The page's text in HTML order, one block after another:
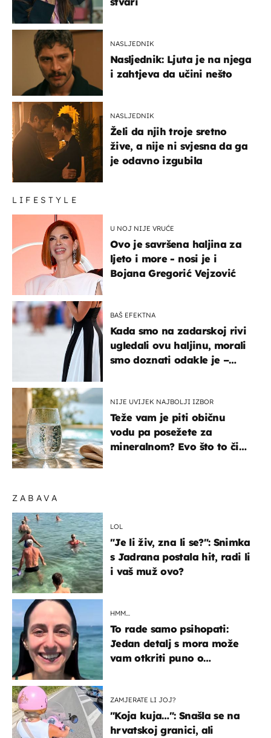
ZABAVA
LOL
"Je li živ, zna li se?": Snimka
s Jadrana postala hit, radi li
i vaš muž ovo?
HMM…
To rade samo psihopati:
Jedan detalj s mora može
vam otkriti puno o
ZAMJERATE LI JOJ?
"Koja kuja…": Snašla se na
hrvatskoj granici, ali
NASLJEDNIK
Nasljednik: Ljuta je na njega
i zahtjeva da učini nešto
NASLJEDNIK
Želi da njih troje sretno
žive, a nije ni svjesna da ga
je odavno izgubila
LIFESTYLE
U NOJ NIJE VRUĆE
Ovo je savršena haljina za
ljeto i more - nosi je i
Bojana Gregorić Vejzović
BAŠ EFEKTNA
Kada smo na zadarskoj rivi
ugledali ovu haljinu, morali
smo doznati odakle je –
NIJE UVIJEK NAJBOLJI IZBOR
Teže vam je piti običnu
vodu pa posežete za
mineralnom? Evo što to čini